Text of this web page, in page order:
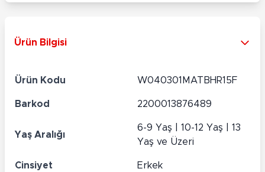
Ürün Bilgisi
Ürün Kodu W040301MATBHR15F
Barkod 2200013876489
Yaş Aralığı
6-9 Yaş | 10-12 Yaş | 13
Yaş ve Üzeri
Cinsiyet Erkek